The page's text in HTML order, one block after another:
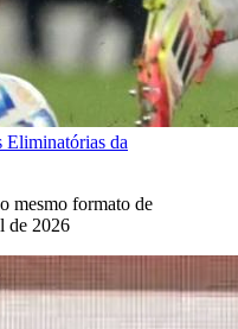
Eliminatórias da
mesmo formato de
de 2026